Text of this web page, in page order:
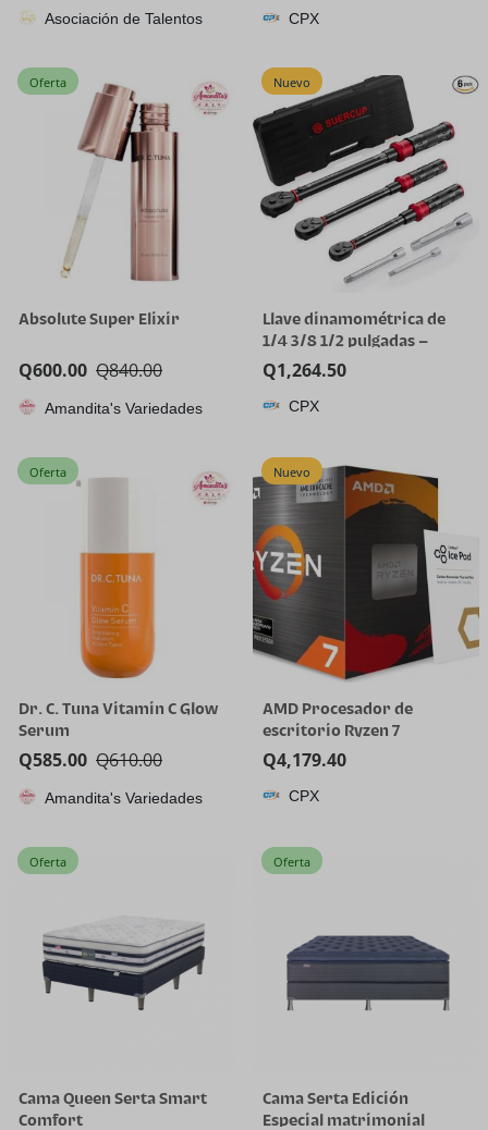
Asociación de Talentos CPX
Oferta
Absolute Super Elixir
Q840.00
Q600.00
Amandita's Variedades
Nuevo
Llave dinamométrica de
1/4 3/8 1/2 pulgadas –
Juego de 3 llaves
dinamométricas de 20-240
pulgadas, 5-45 pies, 10-170
de doble dirección de 72
dientes
Q1,264.50
CPX
Oferta
Dr. C. Tuna Vitamin C Glow
Serum
Q610.00
Q585.00
Amandita's Variedades
Nuevo
AMD Procesador de
escritorio Ryzen 7
5800X3D de 8 núcleos y 16
hilos con tecnología AMD
3D V-Cache
Q4,179.40
CPX
Oferta
Cama Queen Serta Smart
Comfort
Oferta
Cama Serta Edición
Especial matrimonial